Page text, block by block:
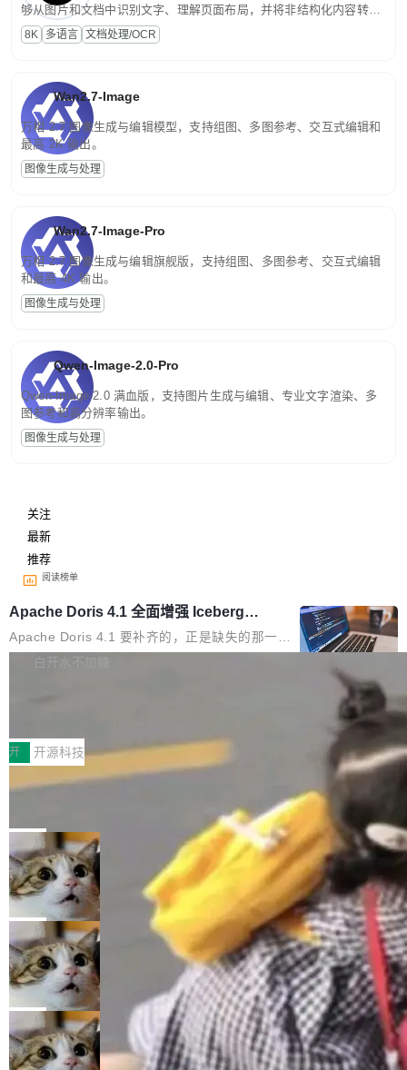
够从图片和文档中识别文字、理解页面布局，并将非结构化内容转换
为便于存储、检索和二次处理的结构化结果。
8K 多语言 文档处理/OCR
Wan2.7-Image
万相 2.7 图像生成与编辑模型，支持组图、多图参考、交互式编辑和
最高 2K 输出。
图像生成与处理
Wan2.7-Image-Pro
万相 2.7 图像生成与编辑旗舰版，支持组图、多图参考、交互式编辑
和最高 4K 输出。
图像生成与处理
Qwen-Image-2.0-Pro
Qwen-Image-2.0 满血版，支持图片生成与编辑、专业文字渲染、多
图参考和高分辨率输出。
图像生成与处理
关注
最新
推荐
阅读榜单
Apache Doris 4.1 全面增强 Iceberg：
支持 UPDATE、MERGE INTO 与 Iceb
erg V3
Apache Doris 4.1 要补齐的，正是缺失的那一
半。在已有查询能力的基础上，Doris 进一步支
常维护操作，并完整支持 Iceberg V3 格式。
白开水不加糖
村国家自主创新示范区会议中心开幕。本届大会
由中关村智联软件服务业质量创新联盟主办，以
“智构可信·质创未来——AI原生时代的质量新范
式”为主题，直面AI从实验室走向规模化产业落地
的核心质量命题。会上，《2026智能研发生产力
工具选型手册》发布，Testin云测的Testin XAge
nt智能测试系统入选AI测试领域代表产品。对CI
O而言，这提示了一个转变：AI测试正在从效率
工具升级为企业的质量基础设施。 CIO面对的新
现实 过去两年，CIO们的焦虑清单上多了两项：
一是如何让大模型和智能体应用安全地从PoC走
向生产，二是如何让测试团队跟得上AI应用...
开 开源科技
让非法状态不可表示：一篇关于 ADT
有一种东西，一旦用过就回不去了。Alex Fedos
eev 管它叫"软件设计的基石"。 他说的东西不新
鲜——代数数据类型（ADT），尤其是和类型
（sum type）。但他说清楚了一件事：这不是类
型系统的学术体操，是日常编码的思维方式。 文
章从一个简单的例子切入。一个网站的深色主题
设置，如果用布尔值 + 可空字段来表示——bool
ean 表示是否可切换，nullable 的默认模式、浅
色方案、深色方案——会产生大量无意义的组
合。方案缺了、配置冲突了、全 null 了。要知道
哪些组合有效，作者说，你得靠"文档、校验、或
者部落知识"。 换个写法。Rust 的 enum，两个
局
Cloudflare 开源内部企业 AI 平台 Clou
dflare OS
Cloudflare 发布了一个开源项目 Cloudflare O
S。如果你只看官方博客，你会觉得这是又一
个"AI 知识库 + 聊天机器人"——每个大厂都在
做，没什么新鲜的。 但 Kenton Varda 在 Twitte
r 上把事情说清楚了： 今天我们发布了 Cloudfla
re OS，一个带连接器的聊天机器人，跟其他所
有科技公司做的一样。只不过，实际上它不一
样。这是 Sandstorm.io 的重制版，我十年前的
局
Deno 团队开源 Celld，可自托管的分
布式 Durable Objects
Ryan Dahl 领导的 Deno 团队推出了最新开源项
目 Celld，一个能在自己机器上运行 Cloudflare
Workers 和 Durable Objects 的守护进程。 设
计思路很直接：每个对象是一个独立的 SQLite
局
鲁大师7月新机性能/流畅/AI榜：vivo夺